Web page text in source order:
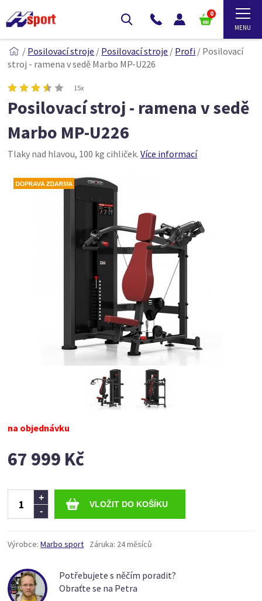
0
/ Posilovací stroje / Posilovací stroje / Profi / Posilovací
stroj - ramena v sedě Marbo MP-U226
15x
Posilovací stroj - ramena v sedě
Marbo MP-U226
Tlaky nad hlavou, 100 kg cihliček.Více informací
na objednávku
67 999 Kč
-
+
Výrobce: Marbo sport Záruka: 24 měsíců
Potřebujete s něčím poradit?
Obraťte se na Petra